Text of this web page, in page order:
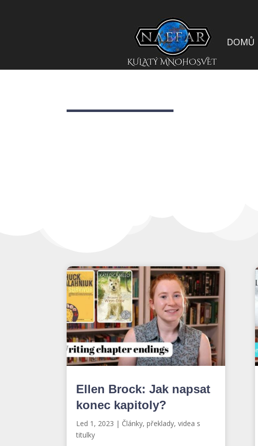
DOMŮ
Ellen Brock: Jak napsat
konec kapitoly?
Led 1, 2023 | Články, překlady, videa s
titulky